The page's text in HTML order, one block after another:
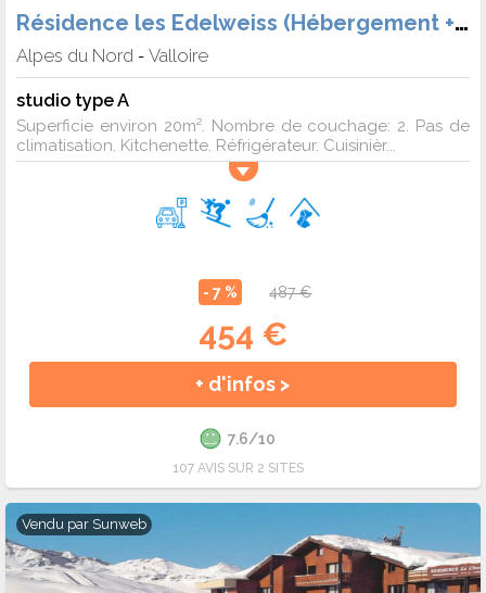
Résidence les Edelweiss (Hébergement + Forf.)
Alpes du Nord - Valloire
studio type A
Superficie environ 20m². Nombre de couchage: 2. Pas de
climatisation. Kitchenette. Réfrigérateur. Cuisinièr...
- 7 % 487 €
454 €
+ d'infos >
7.6/10
107 AVIS SUR 2 SITES
Vendu par Sunweb